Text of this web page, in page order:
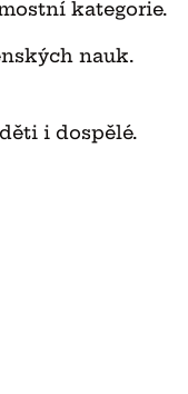
kategorie.
nauk.
i dospělé.